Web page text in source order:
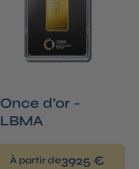
Once d’or -
LBMA
À partir de3925 €